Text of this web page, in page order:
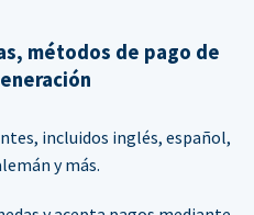
métodos de pago de
incluidos inglés, español,
y más.